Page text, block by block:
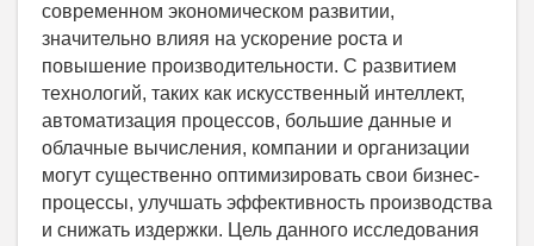
современном экономическом развитии,
значительно влияя на ускорение роста и
повышение производительности. С развитием
технологий, таких как искусственный интеллект,
автоматизация процессов, большие данные и
облачные вычисления, компании и организации
могут существенно оптимизировать свои бизнес-
процессы, улучшать эффективность производства
и снижать издержки. Цель данного исследования